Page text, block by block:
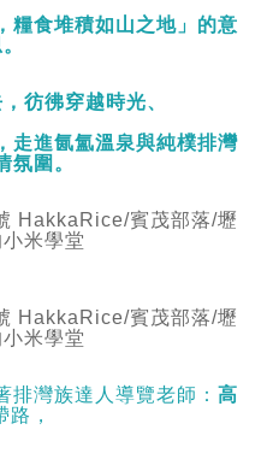
糧食堆積如山之地」的意
彷彿穿越時光、
走進氤氳溫泉與純樸排灣
氛圍。
排灣族達人導覽老師：高
路，